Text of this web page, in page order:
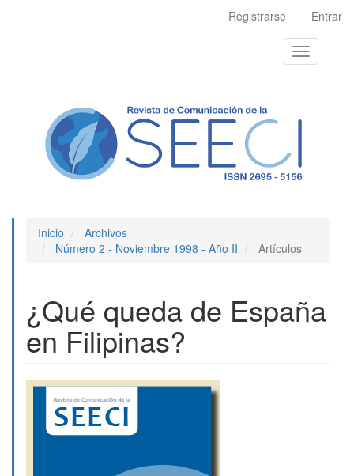
Registrarse Entrar
Toggle
navigation
Inicio
Archivos
Número 2 - Noviembre 1998 - Año II
Artículos
¿Qué queda de España
en Filipinas?
Barra
lateral
del